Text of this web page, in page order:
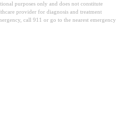
purposes only and does not constitute
provider for diagnosis and treatment
call 911 or go to the nearest emergency